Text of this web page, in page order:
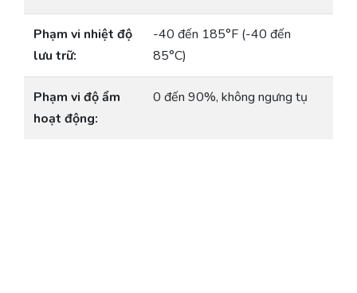
Phạm vi nhiệt độ
lưu trữ:
-40 đến 185°F (-40 đến
85°C)
Phạm vi độ ẩm
hoạt động:
0 đến 90%, không ngưng tụ